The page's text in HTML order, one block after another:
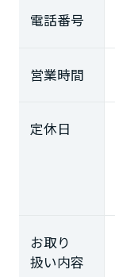
電話番号
営業時間
定休日
お取り
扱い内容
鹿児島県